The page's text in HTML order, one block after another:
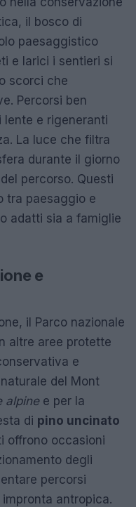
il bosco di
paesaggistico
e larici i sentieri si
scorci che
Percorsi ben
e rigeneranti
La luce che filtra
durante il giorno
percorso. Questi
tra paesaggio e
adatti sia a famiglie
e
il Parco nazionale
altre aree protette
e
del Mont
alpinee per la
di pino uncinato
offrono occasioni
degli
percorsi
antropica.